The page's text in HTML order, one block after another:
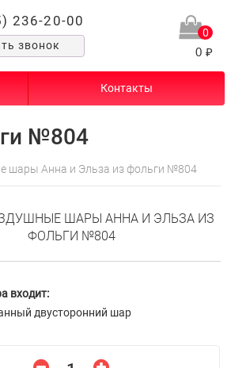
236-20-00
звонок
0
0 ₽
Контакты
№804
шары Анна и Эльза из фольги №804
ШАРЫ АННА И ЭЛЬЗА ИЗ
ФОЛЬГИ №804
входит:
двусторонний шар